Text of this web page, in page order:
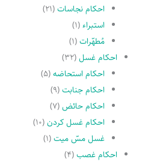
احکام نجاسات(۲۱)
استبراء(۱)
مُطهّرات(۱)
احکام غسل(۳۲)
احکام استحاضه(۵)
احکام جنابت(۹)
احکام حائض(۷)
احکام غسل کردن(۱۰)
غسل مسّ میت(۱)
احکام غصب(۴)